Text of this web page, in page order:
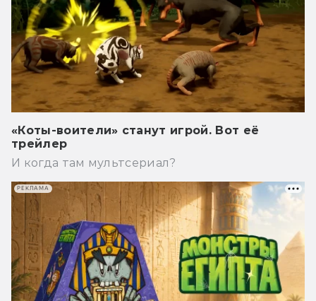
«Коты-воители» станут игрой. Вот её
трейлер
И когда там мультсериал?
РЕКЛАМА